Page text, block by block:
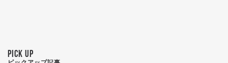
PICK UP